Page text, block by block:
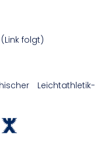
folgt)
Leichtathletik-